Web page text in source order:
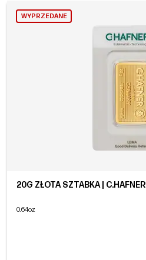
WYPRZEDANE
20G ZŁOTA SZTABKA | C.HAFNER
0.64oz